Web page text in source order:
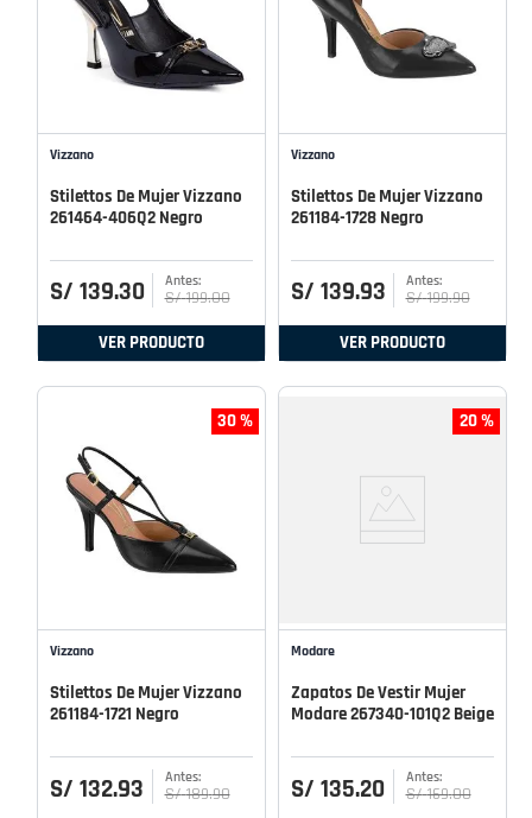
Vizzano
Stilettos De Mujer Vizzano
261464-406Q2 Negro
S/ 139.30 S/ 199.00
VER PRODUCTO
Vizzano
Stilettos De Mujer Vizzano
261184-1728 Negro
S/ 139.93 S/ 199.90
VER PRODUCTO
30 %
Vizzano
Stilettos De Mujer Vizzano
261184-1721 Negro
S/ 132.93 S/ 189.90
20 %
Modare
Zapatos De Vestir Mujer
Modare 267340-101Q2 Beige
S/ 135.20 S/ 169.00